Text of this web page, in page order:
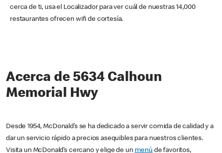
cerca de ti, usa el Localizador para ver cuál de nuestras 14,000
restaurantes ofrecen wifi de cortesía.
Acerca de 5634 Calhoun
Memorial Hwy
Desde 1954, McDonald’s se ha dedicado a servir comida de calidad y a
dar un servicio rápido a precios asequibles para nuestros clientes.
Visita un McDonald’s cercano y elige de un menú de favoritos,